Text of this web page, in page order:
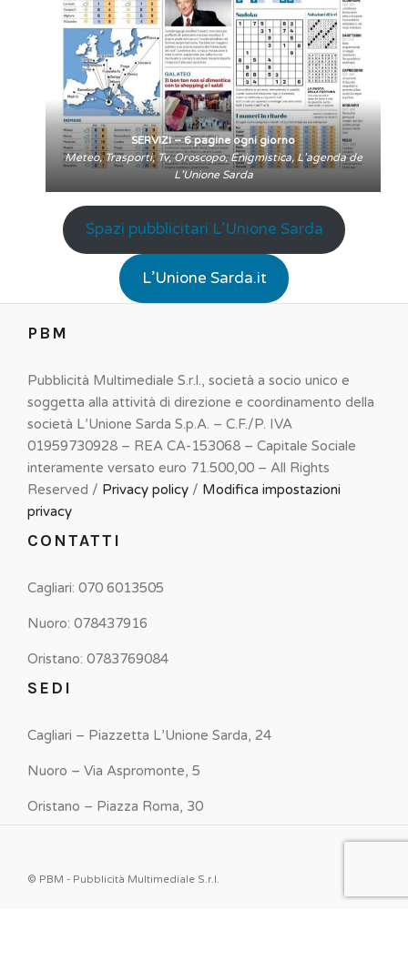
SERVIZI – 6 pagine ogni giorno
Meteo, Trasporti, Tv, Oroscopo, Enigmistica, L’agenda de
L’Unione Sarda
Spazi pubblicitari L’Unione Sarda
L’Unione Sarda.it
PBM
Pubblicità Multimediale S.r.l., società a socio unico e
soggetta alla attività di direzione e coordinamento della
società L’Unione Sarda S.p.A. – C.F./P. IVA
01959730928 – REA CA-153068 – Capitale Sociale
interamente versato euro 71.500,00 – All Rights
Reserved / Privacy policy / Modifica impostazioni
privacy
CONTATTI
Cagliari: 070 6013505
Nuoro: 078437916
Oristano: 0783769084
SEDI
Cagliari – Piazzetta L’Unione Sarda, 24
Nuoro – Via Aspromonte, 5
Oristano – Piazza Roma, 30
© PBM - Pubblicità Multimediale S.r.l.